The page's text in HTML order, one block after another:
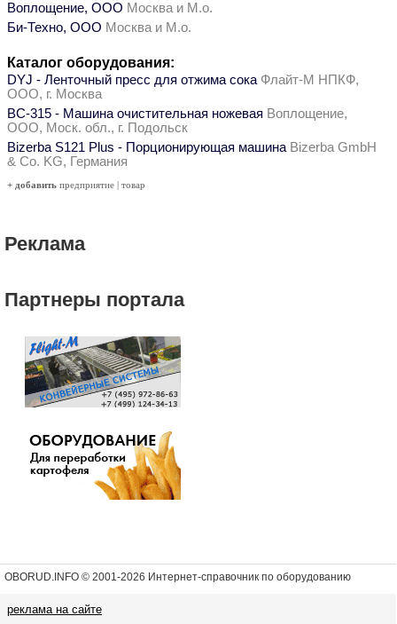
Воплощение, ООО Москва и М.о.
Би-Техно, ООО Москва и М.о.
Каталог оборудования:
DYJ - Ленточный пресс для отжима сока Флайт-М НПКФ,
ООО, г. Москва
ВС-315 - Машина очистительная ножевая Воплощение,
ООО, Моск. обл., г. Подольск
Bizerba S121 Plus - Порционирующая машина Bizerba GmbH
& Co. KG, Германия
+ добавить предприятие | товар
Реклама
Партнеры портала
OBORUD.INFO © 2001-2026 Интернет-справочник по оборудованию
реклама на сайте